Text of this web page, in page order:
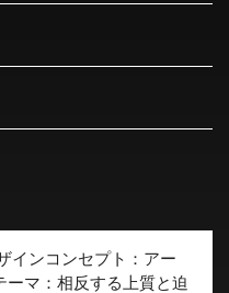
インコンセプト：アー
マ：相反する上質と迫